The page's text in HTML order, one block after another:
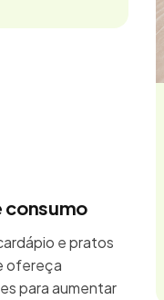
consumo
e pratos
ofereça
para aumentar